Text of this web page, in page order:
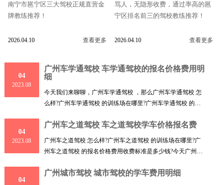
南宁市邕宁区三大驾校正规直营金
牌教练推荐！
2026.04.10 查看更多
骂人，无隐形收费，通过率高的邕
宁区排名前三的驾校教练推荐！
2026.04.10 查看更多
04
2023.08
广州车学通驾校 车学通驾校的报名价格费用明
细
今天我们来聊聊，广州车学通驾校 ，那么广州车学通驾校 怎
么样?广州车学通驾校 的训练场在哪里?广州车学通驾校 的报
04
2023.08
广州车之道驾校 车之道驾校学车价格报名费
广州车之道驾校 怎么样?广州车之道驾校 的训练场在哪里?广
州车之道驾校 的报名价格费用收费标准是多少钱?今天广州驾
04
广州城市驾校 城市驾校的学车费用明细